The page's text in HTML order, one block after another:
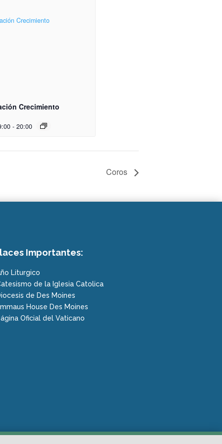
Crecimiento
- 20:00
Coros
Importantes:
Liturgico
de la Iglesia Catolica
de Des Moines
House Des Moines
Oficial del Vaticano